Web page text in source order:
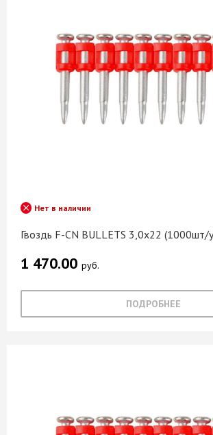
Гвоздь F-CN BULLETS 3,0х22 (1000шт/
Нет в наличии
1 470.00 руб.
ПОДРОБНЕЕ